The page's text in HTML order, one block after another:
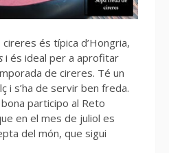
és típica d’Hongria,
i és ideal per a aprofitar
de cireres. Té un
i s’ha de servir ben freda.
participo al Reto
en el mes de juliol es
del món, que sigui